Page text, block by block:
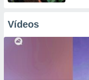
Vídeos